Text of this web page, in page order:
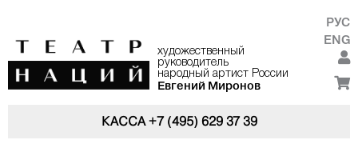
художественный
руководитель
народный артист России
Евгений Миронов
РУС
ENG
КАССА+7 (495) 629 37 39